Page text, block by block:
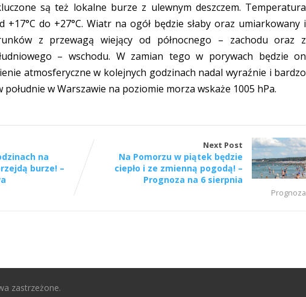
są też lokalne burze z ulewnym deszczem. Temperatura
do +27°C. Wiatr na ogół będzie słaby oraz umiarkowany i
z przewagą wiejący od północnego – zachodu oraz z
– wschodu. W zamian tego w porywach będzie on
atmosferyczne w kolejnych godzinach nadal wyraźnie i bardzo
w Warszawie na poziomie morza wskaże 1005 hPa.
na
burze! –
Next Post
Na Pomorzu w piątek będzie
ciepło i ze zmienną pogodą! –
Prognoza na 6 sierpnia
Prognoza
zastrzeżone.